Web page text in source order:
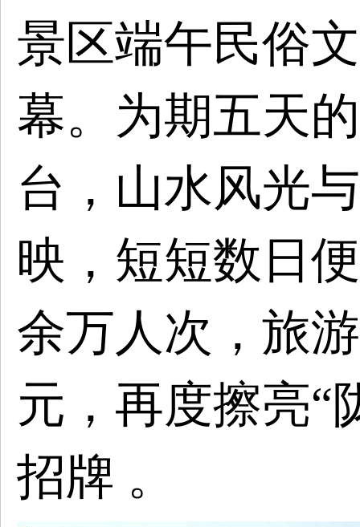
景区端午民俗
幕。为期五天
台，山水风光
映，短短数日
余万人次，旅
元，再度擦亮“
招牌 。